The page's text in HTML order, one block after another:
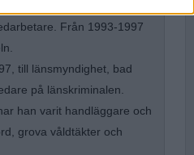
Från 1993-1997
till länsmyndighet, bad
på länskriminalen.
han varit handläggare och
grova våldtäkter och